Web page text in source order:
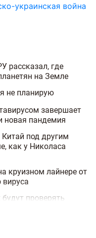
украинская война
рассказал, где
на Земле
не планирую
завершает
новая пандемия
под другим
как у Николаса
круизном лайнере от
вируса
проверять
дней не могла